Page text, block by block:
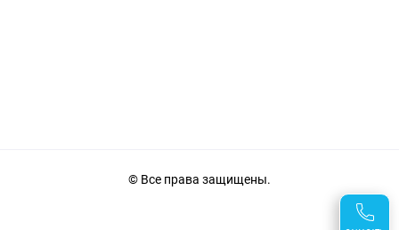
© Все права защищены.